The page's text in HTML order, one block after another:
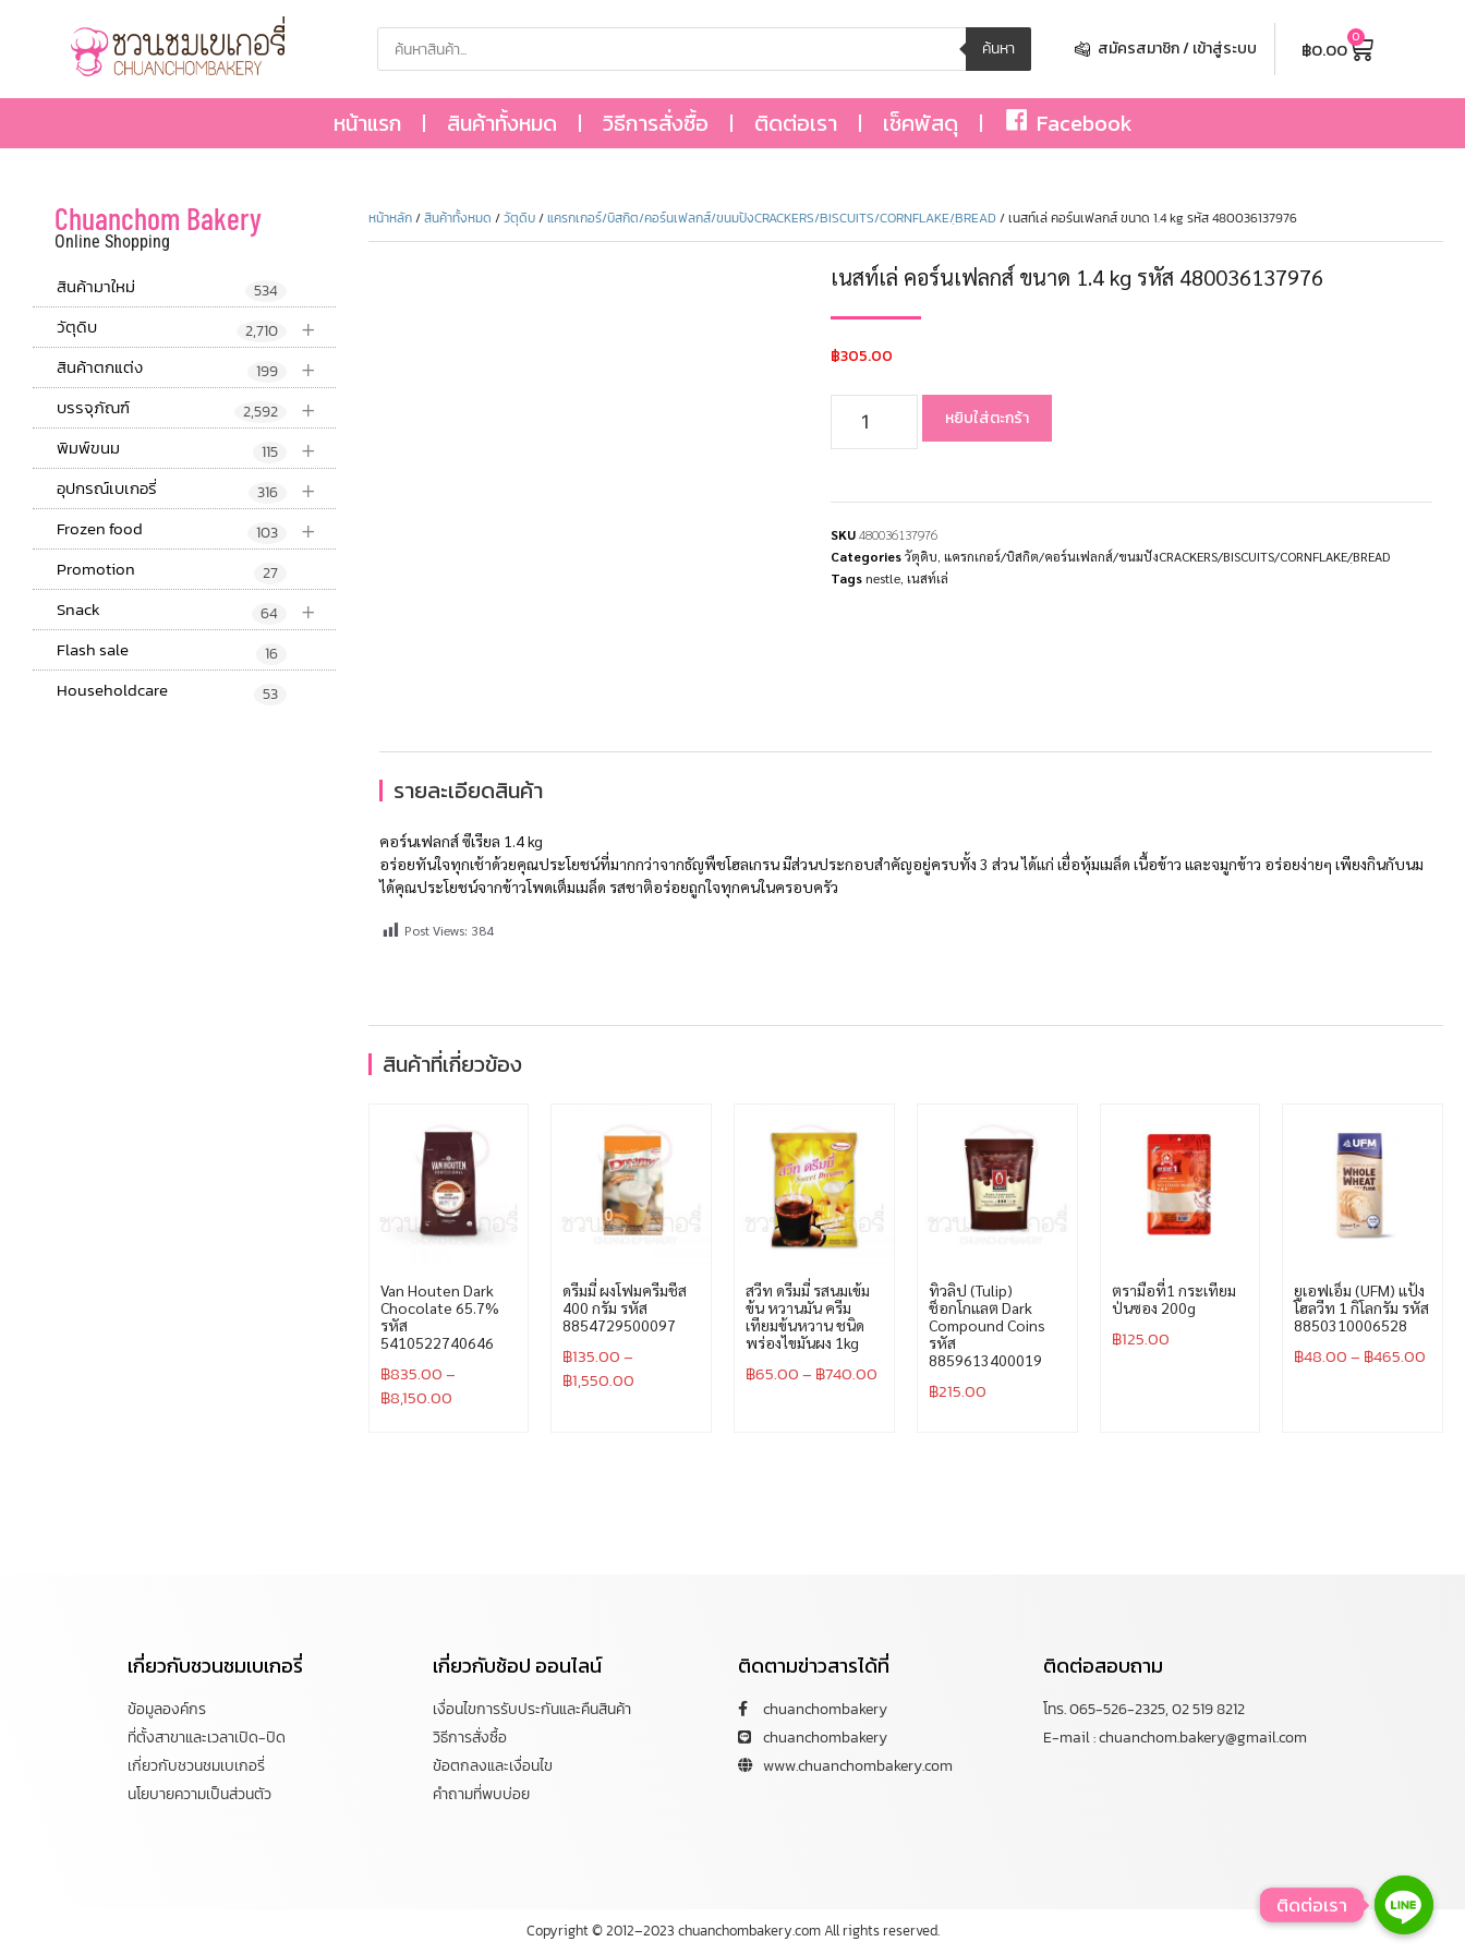
ค้นหา สมัครสมาชิก / เข้าสู่ระบบ ฿0.00 0
หน้าแรก สินค้าทั้งหมด วิธีการสั่งซื้อ ติดต่อเรา เช็คพัสดุ Facebook
Chuanchom Bakery
Online Shopping
สินค้ามาใหม่ 534
+
วัตุดิบ 2,710
+
สินค้าตกแต่ง 199
+
บรรจุภัณฑ์ 2,592
+
พิมพ์ขนม 115
+
อุปกรณ์เบเกอรี่ 316
+
Frozen food 103
Promotion 27
+
Snack 64
Flash sale 16
Householdcare 53
หน้าหลัก/สินค้าทั้งหมด /วัตุดิบ/แครกเกอร์/บิสกิต/คอร์นเฟลกส์/ขนมปังCRACKERS/BISCUITS/CORNFLAKE/ฺBREAD / เนสท์เล่ คอร์นเฟลกส์ ขนาด 1.4 kg รหัส 480036137976
เนสท์เล่ คอร์นเฟลกส์ ขนาด 1.4 kg รหัส 480036137976
฿305.00
หยิบใส่ตะกร้า
SKU480036137976
Categoriesวัตุดิบ แครกเกอร์/บิสกิต/คอร์นเฟลกส์/ขนมปังCRACKERS/BISCUITS/CORNFLAKE/ฺBREAD
Tagsnestle, เนสท์เล่
รายละเอียดสินค้า
คอร์นเฟลกส์ ซีเรียล 1.4 kg
อร่อยทันใจทุกเช้าด้วยคุณประโยชน์ที่มากกว่าจากธัญพืชโฮลเกรน มีส่วนประกอบสำคัญอยู่ครบทั้ง 3 ส่วน ได้แก่ เยื่อหุ้มเมล็ด เนื้อข้าว และจมูกข้าว อร่อยง่ายๆ เพียงกินกับนม
ได้คุณประโยชน์จากข้าวโพดเต็มเมล็ด รสชาติอร่อยถูกใจทุกคนในครอบครัว
Post Views: 384
สินค้าที่เกี่ยวข้อง
Van Houten Dark
Chocolate 65.7%
รหัส
5410522740646
฿835.00–
฿8,150.00
ดรีมมี่ ผงโฟมครีมชีส
400 กรัม รหัส
8854729500097
฿135.00–
฿1,550.00
สวีท ดรีมมี่ รสนมเข้ม
ข้น หวานมัน ครีม
เทียมข้นหวาน ชนิด
พร่องไขมันผง 1kg
฿65.00– ฿740.00
ทิวลิป (Tulip)
ช็อกโกแลต Dark
Compound Coins
รหัส
8859613400019
฿215.00
ตรามือที่1 กระเทียม
ป่นซอง 200g
฿125.00
ยูเอฟเอ็ม (UFM) แป้ง
โฮลวีท 1 กิโลกรัม รหัส
8850310006528
฿48.00– ฿465.00
เกี่ยวกับชวนชมเบเกอรี่
ข้อมูลองค์กร
ที่ตั้งสาขาและเวลาเปิด-ปิด
เกี่ยวกับชวนชมเบเกอรี่
นโยบายความเป็นส่วนตัว
เกี่ยวกับช้อป ออนไลน์
เงื่อนไขการรับประกันและคืนสินค้า
วิธีการสั่งซื้อ
ข้อตกลงและเงื่อนไข
คำถามที่พบบ่อย
ติดตามข่าวสารได้ที่
chuanchombakery
chuanchombakery
www.chuanchombakery.com
ติดต่อสอบถาม
โทร. 065-526-2325, 02 519 8212
E-mail : chuanchom.bakery@gmail.com
Copyright © 2012–2023 chuanchombakery.com All rights reserved.
ติดต่อเรา
ติดต่อเรา